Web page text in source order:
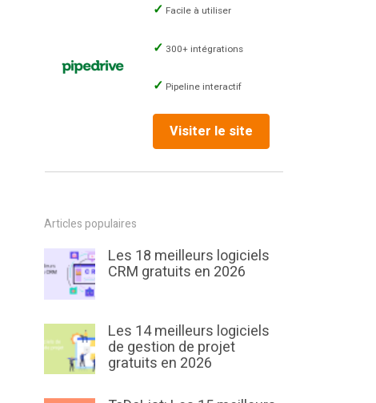
Facile à utiliser
300+ intégrations
Pipeline interactif
Visiter le site
Articles populaires
Les 18 meilleurs logiciels
CRM gratuits en 2026
Les 14 meilleurs logiciels
de gestion de projet
gratuits en 2026